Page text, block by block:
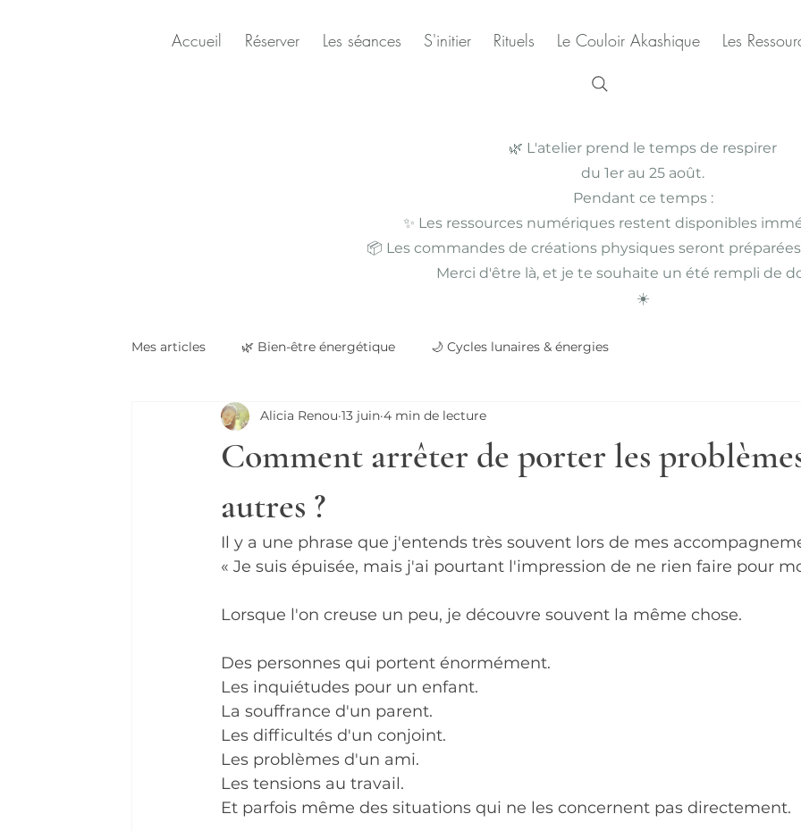
Accueil Réserver Les séances S'initier Rituels Le Couloir Akashique Les
🌿 L'atelier prend le temps de respirer
du 1er au 25 août.
Pendant ce temps :
✨ Les ressources numériques restent disponibles
📦 Les commandes de créations physiques seront
Merci d'être là, et je te souhaite un été rempli de
☀️
Mes articles 🌿 Bien-être énergétique 🌙 Cycles lunaires & énergies
Comment arrêter de porter les
autres ?
Alicia Renou 13 juin 4 min de lecture
Il y a une phrase que j'entends très souvent lors de mes
« Je suis épuisée, mais j'ai pourtant l'impression de ne rien faire pour
Lorsque l'on creuse un peu, je découvre souvent la même chose.
Des personnes qui portent énormément.
Les inquiétudes pour un enfant.
La souffrance d'un parent.
Les difficultés d'un conjoint.
Les problèmes d'un ami.
Les tensions au travail.
Et parfois même des situations qui ne les concernent pas directement.